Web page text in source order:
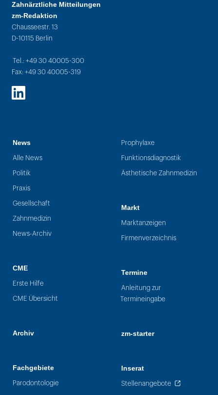
Zahnärztliche Mitteilungen
zm-Redaktion
Chausseestr. 13
D-10115 Berlin
Tel.: +49 30 40005-300
Fax: +49 30 40005-319
LinkedIn
News
Alle News
Politik
Praxis
Gesellschaft
Zahnmedizin
News-Archiv
CME
Erste Hilfe
CME Übersicht
Archiv
Fachgebiete
Parodontologie
Prophylaxe
Funktionsdiagnostik
Ästhetische Zahnmedizin
Markt
Marktanzeigen
Firmenverzeichnis
Termine
Anleitung zur
Termineingabe
zm-starter
Inserat
Stellenangebote